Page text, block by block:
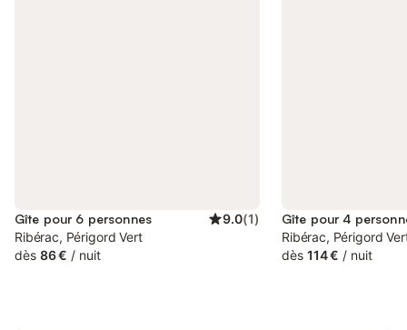
Gîte pour 6 personnes 9.0(1)
Ribérac, Périgord Vert
dès 86 € / nuit
Gîte pour 4
Ribérac, Périgord
dès 114 € / nuit